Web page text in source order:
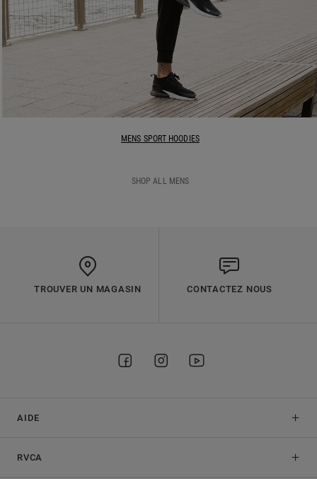
MENS SPORT HOODIES
SHOP ALL MENS
TROUVER UN MAGASIN CONTACTEZ NOUS
AIDE
RVCA